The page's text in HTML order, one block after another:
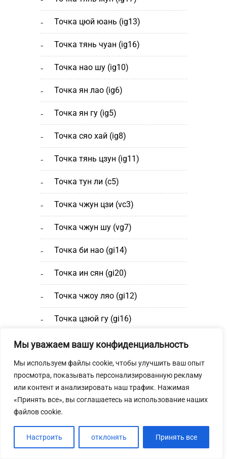
Мы уважаем вашу конфиденциальность
Мы используем файлы cookie, чтобы улучшить ваш опыт
просмотра, показывать персонализированную рекламу
или контент и анализировать наш трафик. Нажимая
«Принять все», вы соглашаетесь на использование наших
файлов cookie.
Настроить отклонять Принять все
точка цюй юань (ig13)
точка тянь чуан (ig16)
точка нао шу (ig10)
точка ян лао (ig6)
точка ян гу (ig5)
точка сяо хай (ig8)
точка тянь цзун (ig11)
точка тун ли (c5)
точка чжун цзи (vc3)
точка чжун шу (vg7)
точка би нао (gi14)
точка ин сян (gi20)
точка чжоу ляо (gi12)
точка цзюй гу (gi16)
точка ся лянь (gi8)
точку вэнь лю (gi7)
точка тин гун (ig19)
точка цюань ляо (ig18)